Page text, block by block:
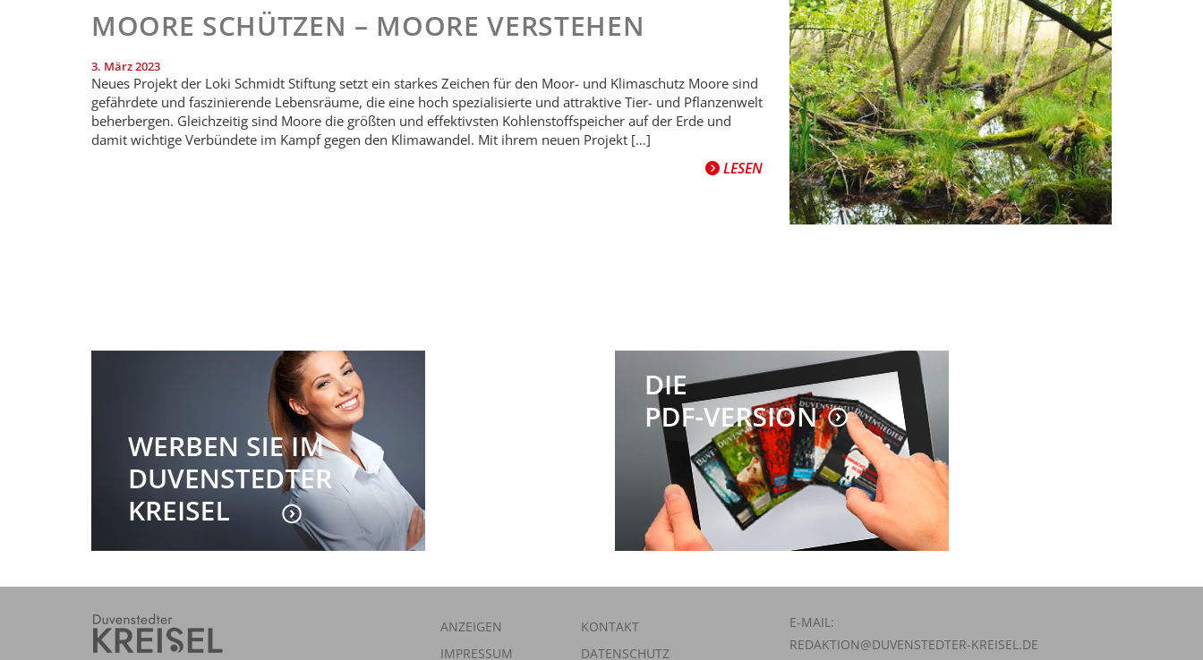
MOORE SCHÜTZEN – MOORE VERSTEHEN
3. März 2023
Neues Projekt der Loki Schmidt Stiftung setzt ein starkes Zeichen für den Moor- und Klimaschutz Moore sind
gefährdete und faszinierende Lebensräume, die eine hoch spezialisierte und attraktive Tier- und Pflanzenwelt
beherbergen. Gleichzeitig sind Moore die größten und effektivsten Kohlenstoffspeicher auf der Erde und
damit wichtige Verbündete im Kampf gegen den Klimawandel. Mit ihrem neuen Projekt […]
LESEN
ANZEIGEN
KONTAKT
IMPRESSUM
DATENSCHUTZ
E-MAIL:
REDAKTION@DUVENSTEDTER-KREISEL.DE